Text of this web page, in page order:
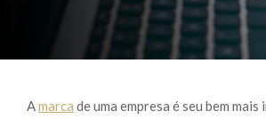
Amarca de uma empresa é seu bem